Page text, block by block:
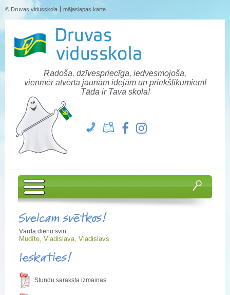
© Druvas vidusskola mājaslapas karte
Radoša, dzīvespriecīga, iedvesmojoša,
vienmēr atvērta jaunām idejām un priekšlikumiem!
Tāda ir Tava skola!
Sveicam svētkos!
Vārda dienu svin:
Mudīte, Vladislava, Vladislavs
Ieskaties!
Stundu saraksta izmaiņas